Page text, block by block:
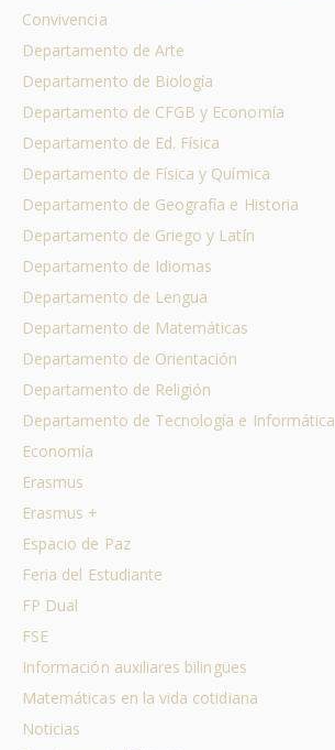
Convivencia
Departamento de Arte
Departamento de Biología
Departamento de CFGB y Economía
Departamento de Ed. Física
Departamento de Física y Química
Departamento de Geografía e Historia
Departamento de Griego y Latín
Departamento de Idiomas
Departamento de Lengua
Departamento de Matemáticas
Departamento de Orientación
Departamento de Religión
Departamento de Tecnología e Informática
Economía
Erasmus
Erasmus +
Espacio de Paz
Feria del Estudiante
FP Dual
FSE
Información auxiliares bilingües
Matemáticas en la vida cotidiana
Noticias